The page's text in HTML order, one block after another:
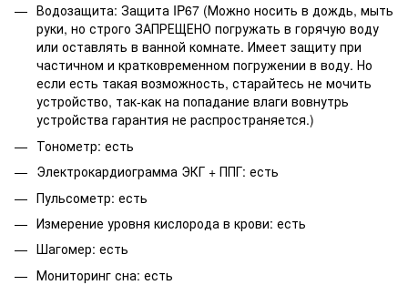
Водозащита: Защита IP67 (Можно носить в дождь, мыть
руки, но строго ЗАПРЕЩЕНО погружать в горячую воду
или оставлять в ванной комнате. Имеет защиту при
частичном и кратковременном погружении в воду. Но
если есть такая возможность, старайтесь не мочить
устройство, так-как на попадание влаги вовнутрь
устройства гарантия не распространяется.)
Тонометр: есть
Электрокардиограмма ЭКГ + ППГ: есть
Пульсометр: есть
Измерение уровня кислорода в крови: есть
Шагомер: есть
Мониторинг сна: есть